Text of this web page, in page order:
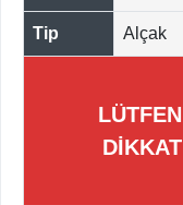
Tip Alçak
LÜTFEN
DİKKAT